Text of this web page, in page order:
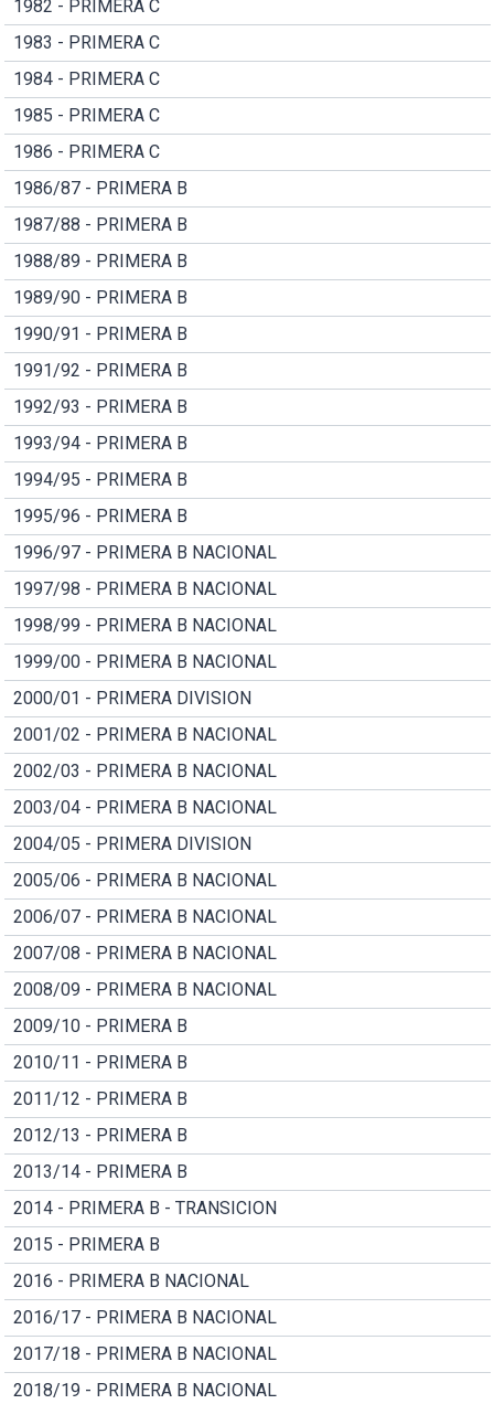
1982 - PRIMERA C
1983 - PRIMERA C
1984 - PRIMERA C
1985 - PRIMERA C
1986 - PRIMERA C
1986/87 - PRIMERA B
1987/88 - PRIMERA B
1988/89 - PRIMERA B
1989/90 - PRIMERA B
1990/91 - PRIMERA B
1991/92 - PRIMERA B
1992/93 - PRIMERA B
1993/94 - PRIMERA B
1994/95 - PRIMERA B
1995/96 - PRIMERA B
1996/97 - PRIMERA B NACIONAL
1997/98 - PRIMERA B NACIONAL
1998/99 - PRIMERA B NACIONAL
1999/00 - PRIMERA B NACIONAL
2000/01 - PRIMERA DIVISION
2001/02 - PRIMERA B NACIONAL
2002/03 - PRIMERA B NACIONAL
2003/04 - PRIMERA B NACIONAL
2004/05 - PRIMERA DIVISION
2005/06 - PRIMERA B NACIONAL
2006/07 - PRIMERA B NACIONAL
2007/08 - PRIMERA B NACIONAL
2008/09 - PRIMERA B NACIONAL
2009/10 - PRIMERA B
2010/11 - PRIMERA B
2011/12 - PRIMERA B
2012/13 - PRIMERA B
2013/14 - PRIMERA B
2014 - PRIMERA B - TRANSICION
2015 - PRIMERA B
2016 - PRIMERA B NACIONAL
2016/17 - PRIMERA B NACIONAL
2017/18 - PRIMERA B NACIONAL
2018/19 - PRIMERA B NACIONAL